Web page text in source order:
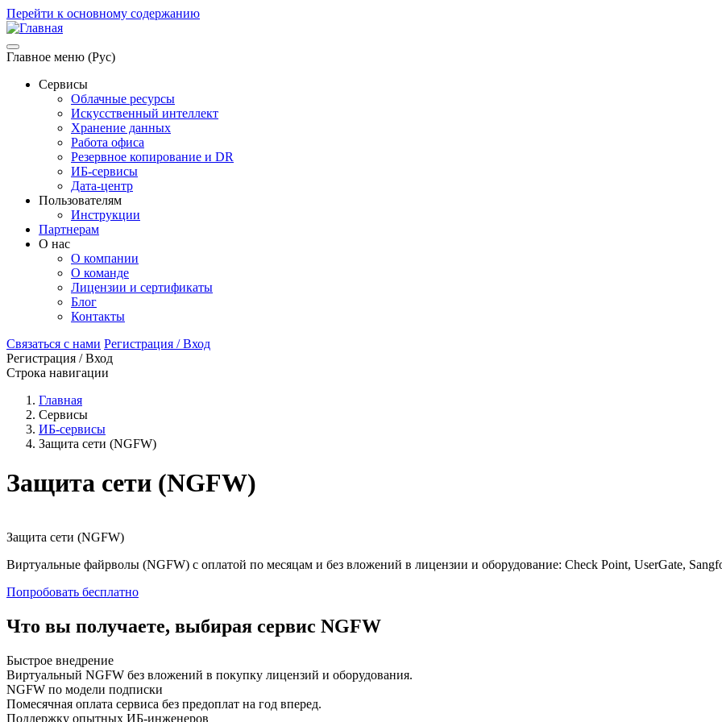
Перейти к основному содержанию
Главное меню (Рус)
Сервисы
Облачные ресурсы
Искусственный интеллект
Хранение данных
Работа офиса
Резервное копирование и DR
ИБ-сервисы
Дата-центр
Пользователям
Инструкции
Партнерам
О нас
О компании
О команде
Лицензии и сертификаты
Блог
Контакты
Связаться с нами Регистрация / Вход
Регистрация / Вход
Строка навигации
Главная
Сервисы
ИБ-сервисы
Защита сети (NGFW)
Защита сети (NGFW)
Защита сети (NGFW)
Виртуальные файрволы (NGFW) с оплатой по месяцам и без вложений в лицензии и оборудование: Check Point, UserGate,
Попробовать бесплатно
Что вы получаете, выбирая сервис NGFW
Быстрое внедрение
Виртуальный NGFW без вложений в покупку лицензий и оборудования.
NGFW по модели подписки
Помесячная оплата сервиса без предоплат на год вперед.
Поддержку опытных ИБ-инженеров